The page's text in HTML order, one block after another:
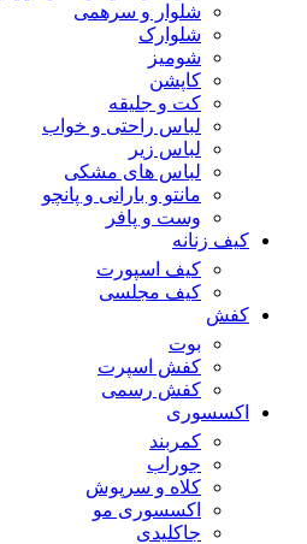
شلوار و سرهمی
شلوارک
شومیز
کاپشن
کت و جلیقه
لباس راحتی و خواب
لباس زیر
لباس های مشکی
مانتو و بارانی و پانچو
وست و پافر
کیف زنانه
کیف اسپورت
کیف مجلسی
کفش
بوت
کفش اسپرت
کفش رسمی
اکسسوری
کمربند
جوراب
کلاه و سرپوش
اکسسوری مو
جاکلیدی